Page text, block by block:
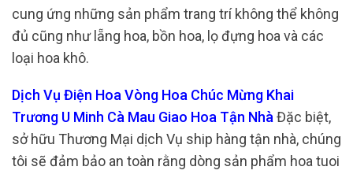
cung ứng những sản phẩm trang trí không thể không
đủ cũng như lẵng hoa, bồn hoa, lọ đựng hoa và các
loại hoa khô.
Dịch Vụ Điện Hoa Vòng Hoa Chúc Mừng Khai
Trương U Minh Cà Mau Giao Hoa Tận Nhà Đặc biệt,
sở hữu Thương Mại dịch Vụ ship hàng tận nhà, chúng
tôi sẽ đảm bảo an toàn rằng dòng sản phẩm hoa tuoi